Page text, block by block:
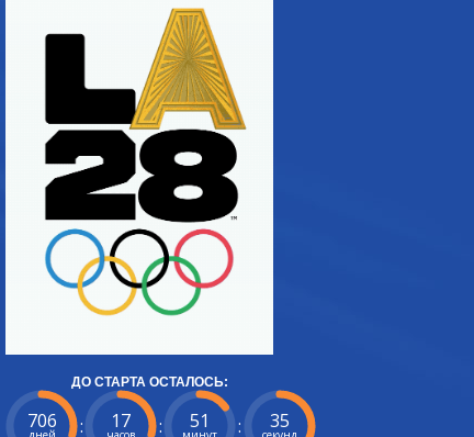
ДО СТАРТА ОСТАЛОСЬ:
706 : 17 : 51 : 34